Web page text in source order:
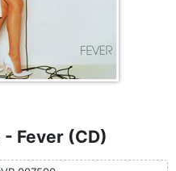
Fever (CD)